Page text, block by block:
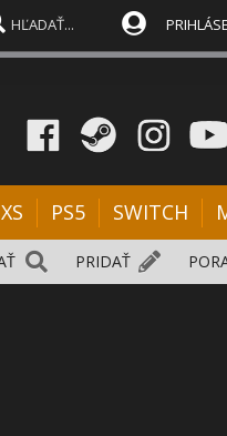
PS5 SWITCH
PRIDAŤ